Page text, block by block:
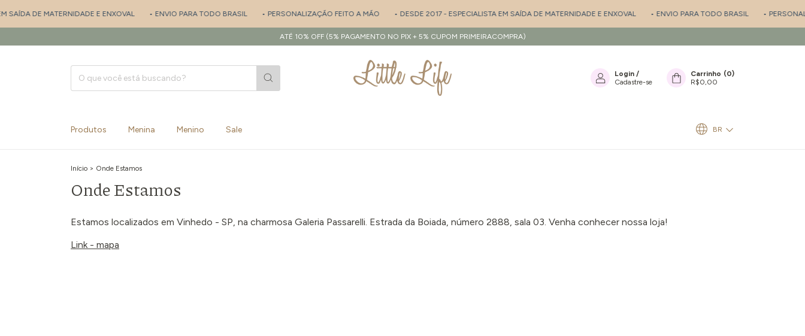
DE MATERNIDADE E ENXOVAL • ENVIO PARA TODO BRASIL • PERSONALIZAÇÃO FEITO A MÃO • DESDE 2017 - ESPECIALISTA EM SAÍDA DE MATERNIDADE E ENXOVAL • ENVIO PARA TODO BRASIL •
ATÉ 10% OFF (5% PAGAMENTO NO PIX + 5% CUPOM PRIMEIRACOMPRA)
Login /
Cadastre-se
Carrinho (0)
R$0,00
Produtos Menina Menino Sale BR
Início > Onde Estamos
Onde Estamos
Estamos localizados em Vinhedo - SP, na charmosa Galeria Passarelli. Estrada da Boiada, número 2888, sala 03. Venha conhecer nossa loja!
Link - mapa